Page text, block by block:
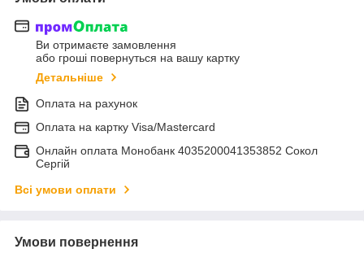
Ви отримаєте замовлення
або гроші повернуться на вашу картку
Детальніше
Оплата на рахунок
Оплата на картку Visa/Mastercard
Онлайн оплата Монобанк 4035200041353852 Сокол
Сергій
Всі умови оплати
Умови повернення